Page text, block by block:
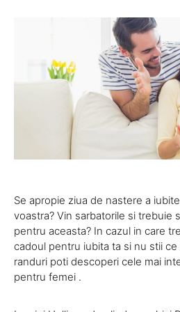
Se apropie ziua de nastere a
voastra? Vin sarbatorile si trebuie
pentru aceasta? In cazul in care
cadoul pentru iubita ta si nu stii
randuri poti descoperi cele mai
pentru femei .